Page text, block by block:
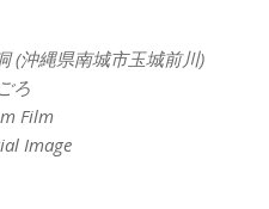
(沖縄県南城市玉城前川)
ろ
Film
Image